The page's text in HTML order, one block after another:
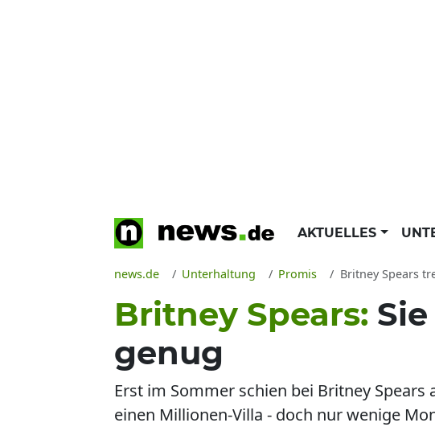
AKTUELLES
news.de Unterhaltung Promis Britney Spears
Britney Spears:
genug
Erst im Sommer schien bei Britney
einen Millionen-Villa - doch nur wenige